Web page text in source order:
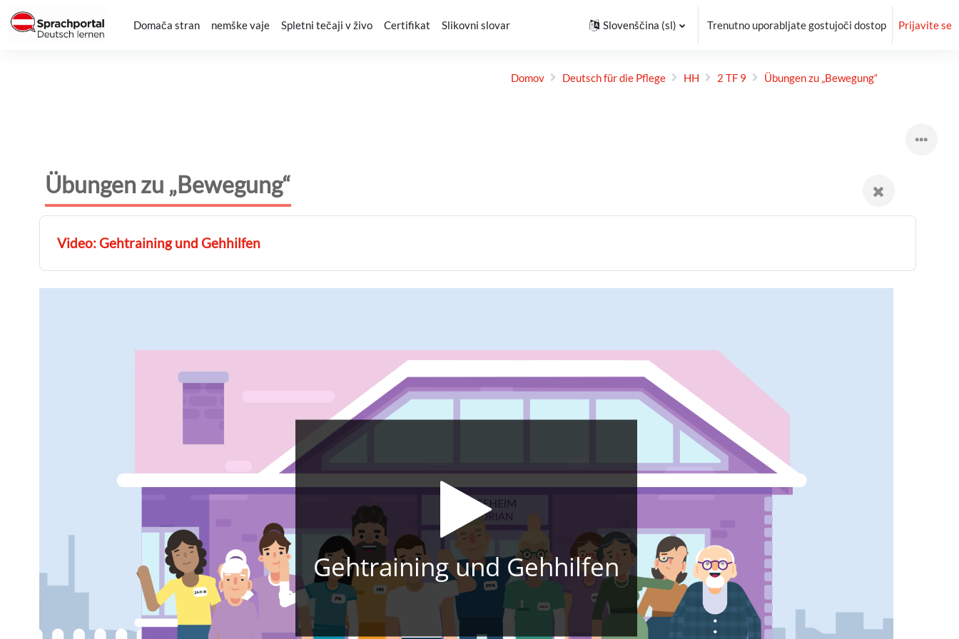
Domača stran
nemške vaje Spletni tečaji v živo Certifikat Slikovni slovar Slovenščina ‎(sl)‎ Trenutno uporabljate gostujoči dostop Prijavite se
Domov Deutsch für die Pflege HH 2 TF 9 Übungen zu „Bewegung“
Übungen zu „Bewegung“
Video: Gehtraining und Gehhilfen